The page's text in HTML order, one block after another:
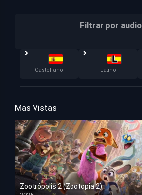
Filtrar por audio
Castellano Latino
Mas Vistas
Zootrópolis 2 (Zootopia 2)